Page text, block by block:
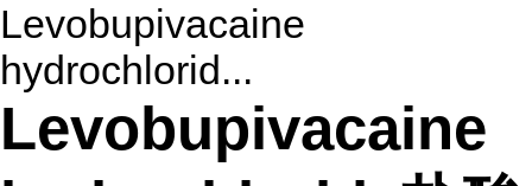
Levobupivacaine
hydrochlorid...
Levobupivacaine